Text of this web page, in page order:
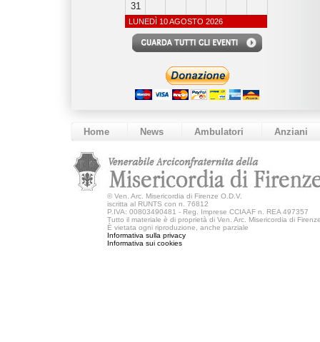
31
LUNEDÌ 10 AGOSTO 2026
Home News Ambulatori Anziani
© Ven. Arc. Misericordia di Firenze O.D.V.
iscritta al RUNTS con n. 76812
P.IVA: 00803490481 - Reg. Imprese CCIAAF n. REA 497357
Tutto il materiale è di proprietà di Ven. Arc. Misericordia di
È vietata ogni riproduzione, anche parziale
Informativa sulla privacy
Informativa sui cookies